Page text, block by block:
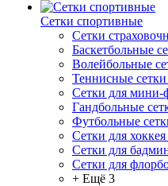
Сетки спортивные
Сетки
Баскетбольные
Волейбольные
Теннисные сетки
Сетки для мини-
Гандбольные
Футбольные
Сетки для хоккея
Сетки для
Сетки для
+ Ещё 3